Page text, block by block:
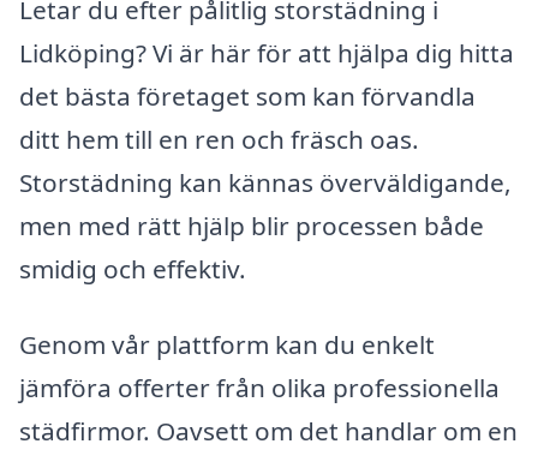
Letar du efter pålitlig storstädning i
Lidköping? Vi är här för att hjälpa dig hitta
det bästa företaget som kan förvandla
ditt hem till en ren och fräsch oas.
Storstädning kan kännas överväldigande,
men med rätt hjälp blir processen både
smidig och effektiv.
Genom vår plattform kan du enkelt
jämföra offerter från olika professionella
städfirmor. Oavsett om det handlar om en